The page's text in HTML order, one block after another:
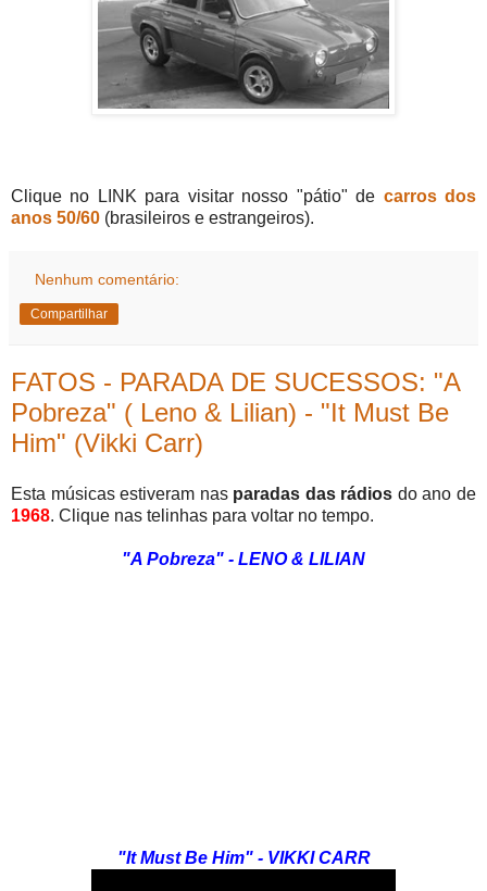
Clique no LINK para visitar nosso "pátio" de carros dos
anos 50/60 (brasileiros e estrangeiros).
Nenhum comentário:
Compartilhar
FATOS - PARADA DE SUCESSOS: "A
Pobreza" ( Leno & Lilian) - "It Must Be
Him" (Vikki Carr)
Esta músicas estiveram nas paradas das rádios do ano de
1968. Clique nas telinhas para voltar no tempo.
"A Pobreza" - LENO & LILIAN
"It Must Be Him" - VIKKI CARR